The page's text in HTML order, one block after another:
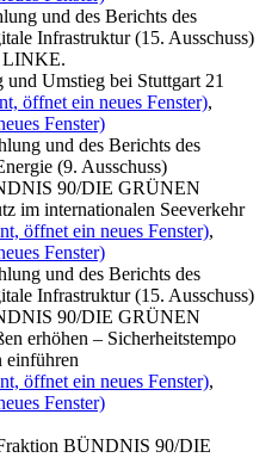
und des Berichts des
Infrastruktur (15. Ausschuss)
LINKE.
und Umstieg bei Stuttgart 21
öffnet ein neues Fenster),
Fenster)
und des Berichts des
(9. Ausschuss)
90/DIE GRÜNEN
im internationalen Seeverkehr
öffnet ein neues Fenster),
Fenster)
und des Berichts des
Infrastruktur (15. Ausschuss)
90/DIE GRÜNEN
erhöhen – Sicherheitstempo
einführen
öffnet ein neues Fenster),
Fenster)
BÜNDNIS 90/DIE